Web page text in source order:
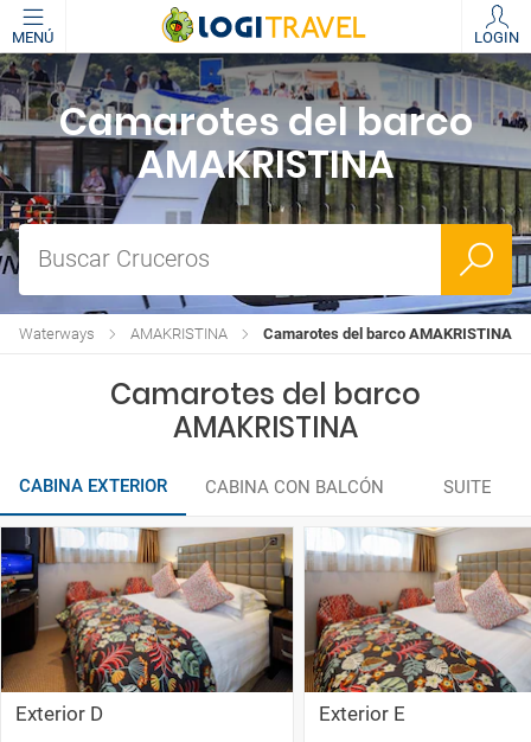
MENÚ LOGIN
Camarotes del barco
AMAKRISTINA
Buscar Cruceros
Camarotes del barco AMAKRISTINA
AMAKRISTINA
Camarotes del barco
AMAKRISTINA
CABINA EXTERIOR CABINA CON BALCÓN SUITE
Exterior D Exterior E